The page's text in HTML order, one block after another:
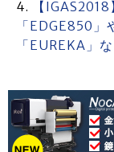
【
「EDGE850
「EUREKA」